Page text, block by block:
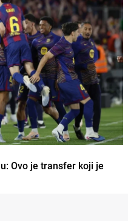
Ovo je transfer koji je